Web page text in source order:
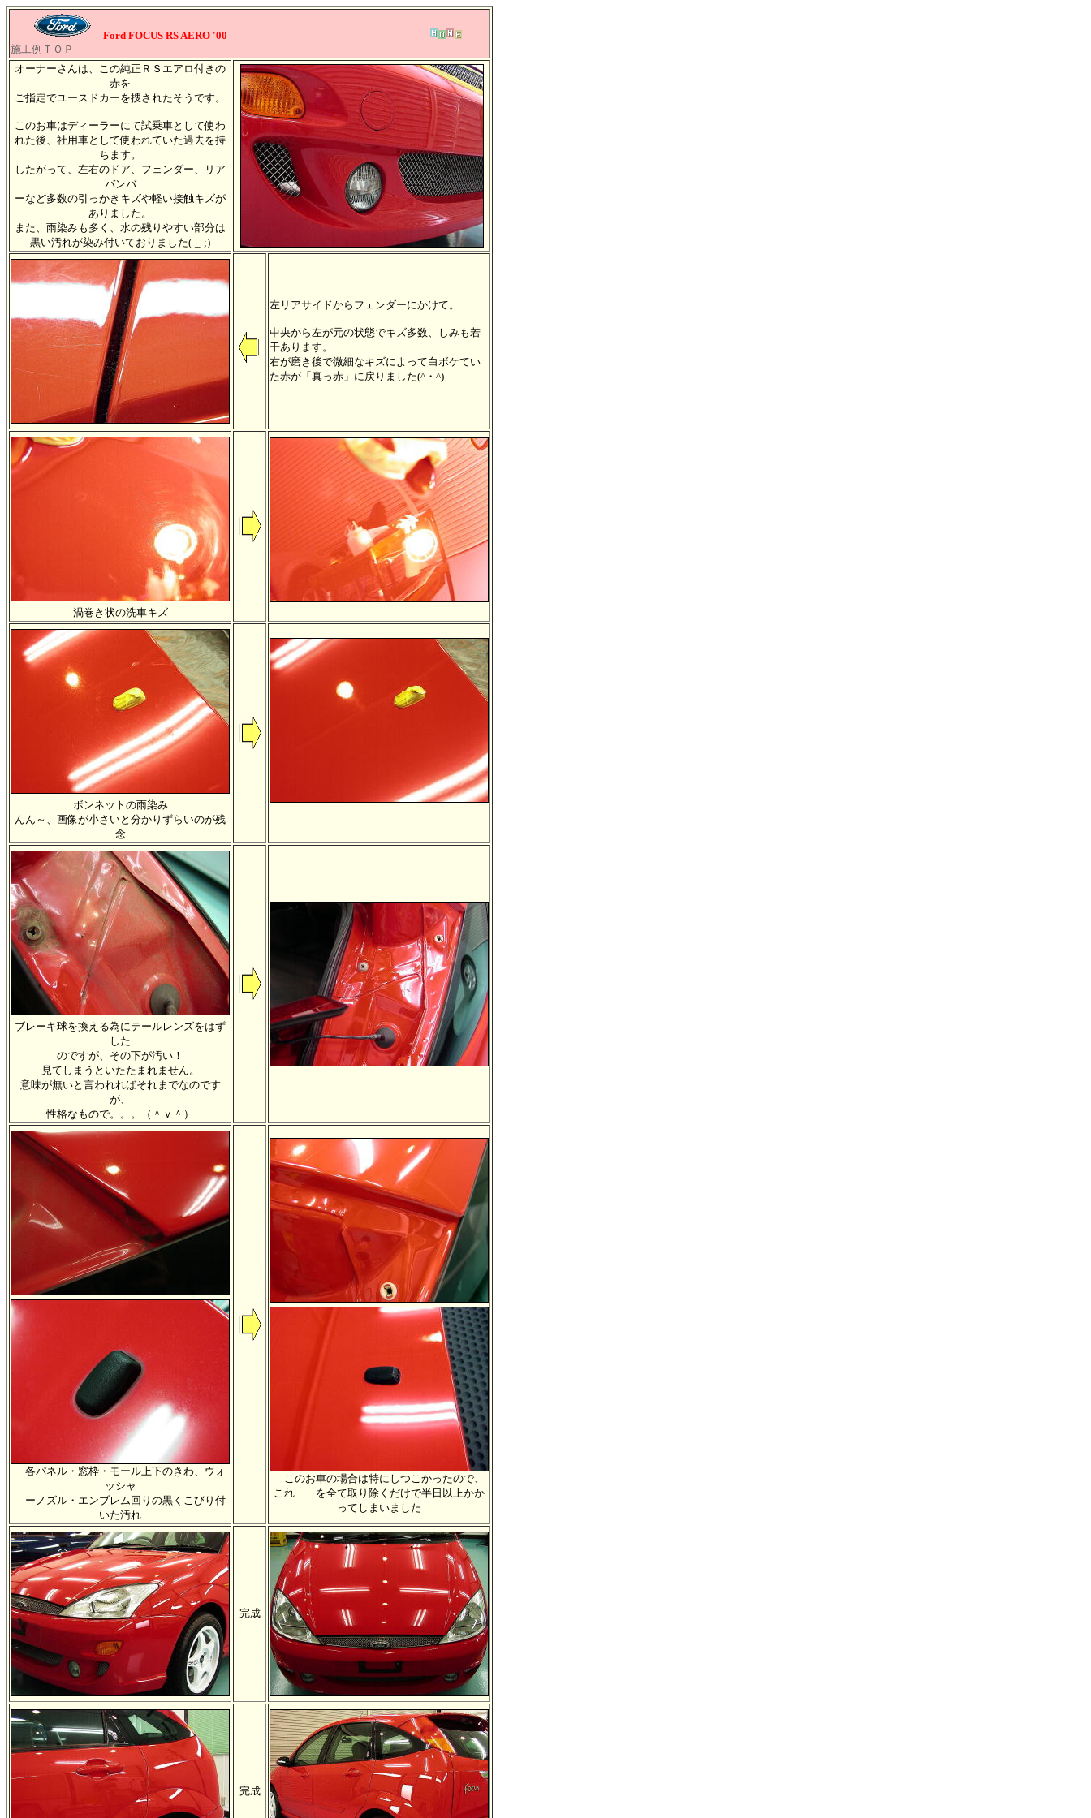
Ford FOCUS RS AERO '00
施工例ＴＯＰ
オーナーさんは、この純正ＲＳエアロ付きの
赤を
ご指定でユースドカーを捜されたそうです。
このお車はディーラーにて試乗車として使わ
れた後、社用車として使われていた過去を持
ちます。
したがって、左右のドア、フェンダー、リア
バンバ
ーなど多数の引っかきキズや軽い接触キズが
ありました。
また、雨染みも多く、水の残りやすい部分は
黒い汚れが染み付いておりました(-_-;)
左リアサイドからフェンダーにかけて。
中央から左が元の状態でキズ多数、しみも若
干あります。
右が磨き後で微細なキズによって白ボケてい
た赤が「真っ赤」に戻りました(^・^)
渦巻き状の洗車キズ
ボンネットの雨染み
んん～、画像が小さいと分かりずらいのが残
念
ブレーキ球を換える為にテールレンズをはず
した
のですが、その下が汚い！
見てしまうといたたまれません。
意味が無いと言われればそれまでなのです
が、
性格なもので。。。（＾ｖ＾）
各パネル・窓枠・モール上下のきわ、ウォ
ッシャ
ーノズル・エンブレム回りの黒くこびり付
いた汚れ
このお車の場合は特にしつこかったので、
これ を全て取り除くだけで半日以上かか
ってしまいました
完成
完成